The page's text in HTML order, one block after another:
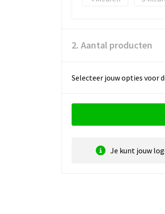
2. Aantal producten
Selecteer jouw opties voor
Je kunt jouw